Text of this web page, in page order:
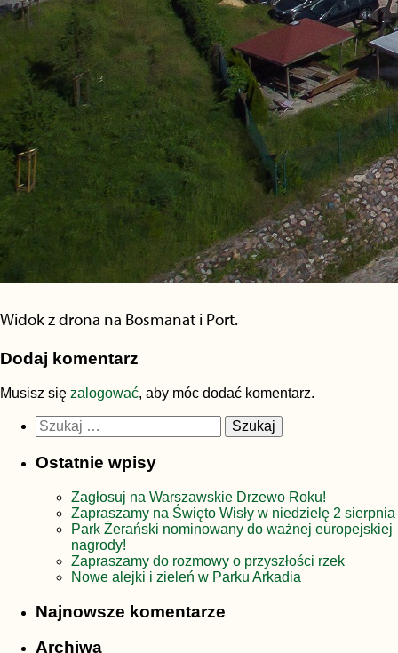
Widok z drona na Bosmanat i Port.
Dodaj komentarz
Musisz się zalogować, aby móc dodać komentarz.
Szukaj:
Ostatnie wpisy
Zagłosuj na Warszawskie Drzewo Roku!
Zapraszamy na Święto Wisły w niedzielę 2 sierpnia
Park Żerański nominowany do ważnej europejskiej
nagrody!
Zapraszamy do rozmowy o przyszłości rzek
Nowe alejki i zieleń w Parku Arkadia
Najnowsze komentarze
Archiwa